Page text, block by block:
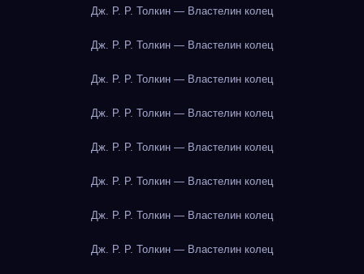
Дж. Р. Р. Толкин — Властелин колец
Дж. Р. Р. Толкин — Властелин колец
Дж. Р. Р. Толкин — Властелин колец
Дж. Р. Р. Толкин — Властелин колец
Дж. Р. Р. Толкин — Властелин колец
Дж. Р. Р. Толкин — Властелин колец
Дж. Р. Р. Толкин — Властелин колец
Дж. Р. Р. Толкин — Властелин колец